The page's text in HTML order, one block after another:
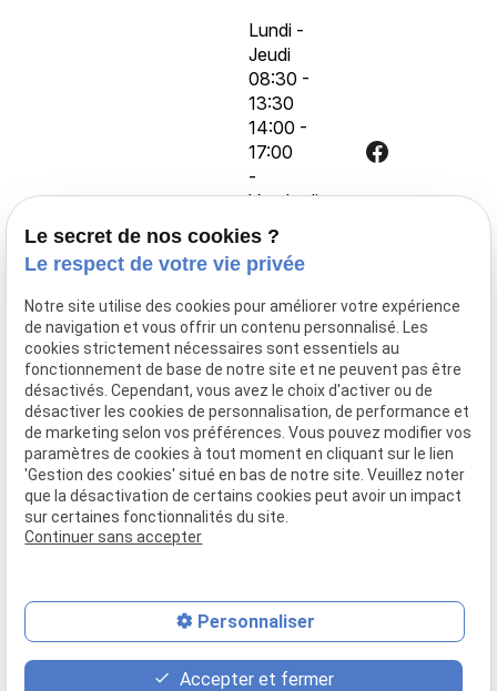
Lundi -
Jeudi
08:30 -
13:30
14:00 -
17:00
-
Vendredi
08:30 -
13:30
14:00 -
16:00
Kinésitherapeute Saint-Gilles
Kinésithérapeute Ixelles
kinésitherapeute Bruxelles
kinésitherapeute Dilbeek
kinésitherapeute Sint-Pieters-Leeuw
place contact_page phone
Le secret de nos cookies ?
Le respect de votre vie privée
Notre site utilise des cookies pour améliorer votre expérience
de navigation et vous offrir un contenu personnalisé. Les
cookies strictement nécessaires sont essentiels au
fonctionnement de base de notre site et ne peuvent pas être
désactivés. Cependant, vous avez le choix d'activer ou de
désactiver les cookies de personnalisation, de performance et
de marketing selon vos préférences. Vous pouvez modifier vos
paramètres de cookies à tout moment en cliquant sur le lien
'Gestion des cookies' situé en bas de notre site. Veuillez noter
que la désactivation de certains cookies peut avoir un impact
sur certaines fonctionnalités du site.
Continuer sans accepter
Personnaliser
Accepter et fermer